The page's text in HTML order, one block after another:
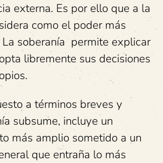
externa. Es por ello que a la
como el poder más
soberanía permite explicar
libremente sus decisiones
a términos breves y
subsume, incluye un
más amplio sometido a un
que entraña lo más